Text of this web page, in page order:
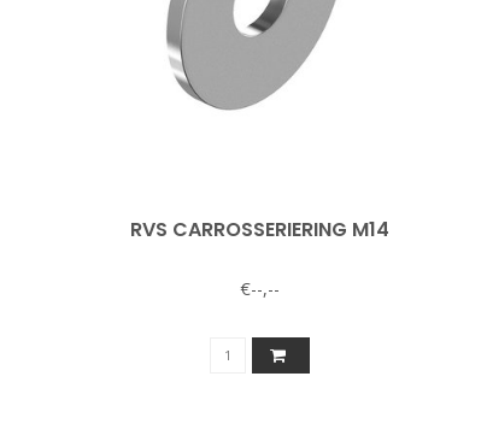
RVS CARROSSERIERING M14
€--,--